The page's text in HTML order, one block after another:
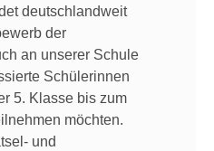
deutschlandweit
der
an unserer Schule
Schülerinnen
5. Klasse bis zum
möchten.
und